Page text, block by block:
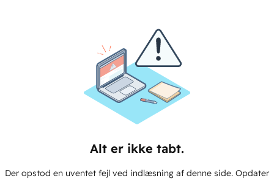
Alt er ikke tabt.
Der opstod en uventet fejl ved indlæsning af denne side. Opdater